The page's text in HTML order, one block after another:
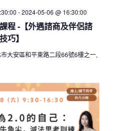
程 -【外遇諮商及伴侶諮
巧】
-2024-05-06 @ 16:30:00
大安區和平東路二段66號6樓之一,